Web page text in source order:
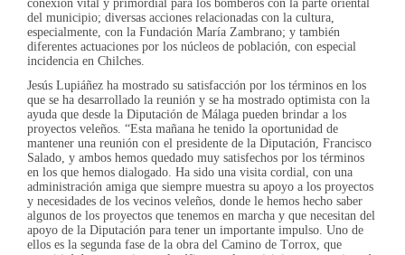
conexión vital y primordial para los bomberos con la parte oriental
del municipio; diversas acciones relacionadas con la cultura,
especialmente, con la Fundación María Zambrano; y también
diferentes actuaciones por los núcleos de población, con especial
incidencia en Chilches.
Jesús Lupiáñez ha mostrado su satisfacción por los términos en los
que se ha desarrollado la reunión y se ha mostrado optimista con la
ayuda que desde la Diputación de Málaga pueden brindar a los
proyectos veleños. “Esta mañana he tenido la oportunidad de
mantener una reunión con el presidente de la Diputación, Francisco
Salado, y ambos hemos quedado muy satisfechos por los términos
en los que hemos dialogado. Ha sido una visita cordial, con una
administración amiga que siempre muestra su apoyo a los proyectos
y necesidades de los vecinos veleños, donde le hemos hecho saber
algunos de los proyectos que tenemos en marcha y que necesitan del
apoyo de la Diputación para tener un importante impulso. Uno de
ellos es la segunda fase de la obra del Camino de Torrox, que